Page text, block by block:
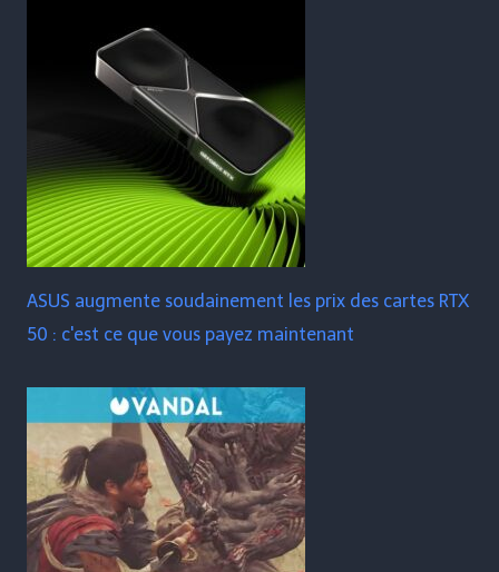
ASUS augmente soudainement les prix des cartes RTX
50 : c'est ce que vous payez maintenant